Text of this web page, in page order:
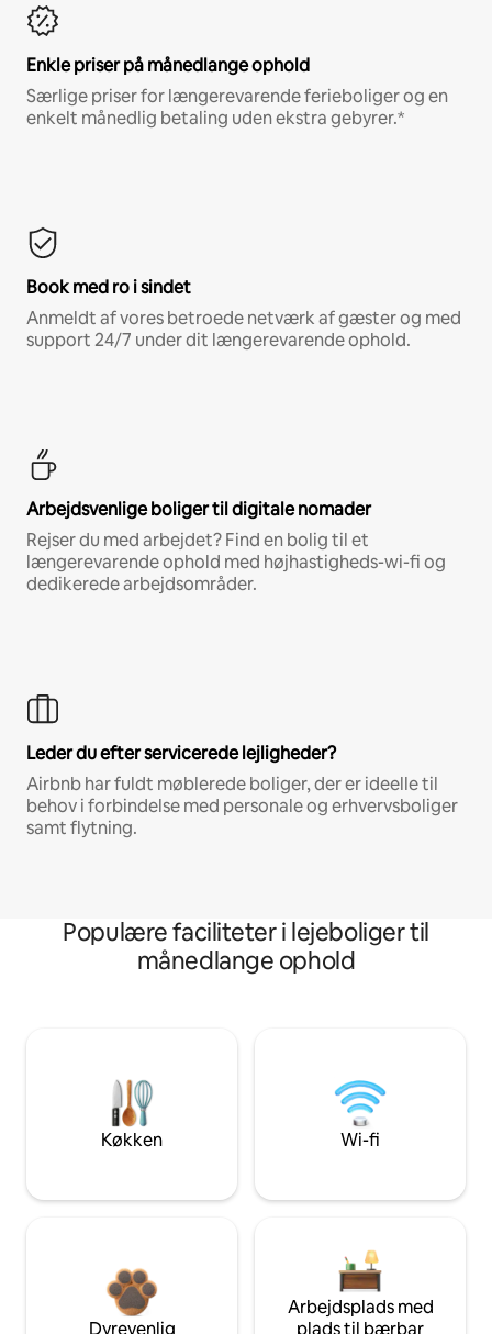
Enkle priser på månedlange ophold
Særlige priser for længerevarende ferieboliger og en
enkelt månedlig betaling uden ekstra gebyrer.*
Book med ro i sindet
Anmeldt af vores betroede netværk af gæster og med
support 24/7 under dit længerevarende ophold.
Arbejdsvenlige boliger til digitale nomader
Rejser du med arbejdet? Find en bolig til et
længerevarende ophold med højhastigheds-wi-fi og
dedikerede arbejdsområder.
Leder du efter servicerede lejligheder?
Airbnb har fuldt møblerede boliger, der er ideelle til
behov i forbindelse med personale og erhvervsboliger
samt flytning.
Populære faciliteter i lejeboliger til
månedlange ophold
Køkken Wi-fi
Arbejdsplads med